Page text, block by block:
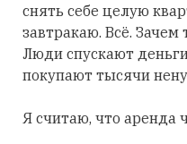
снять себе целую
завтракаю. Всё. Зачем
Люди спускают
покупают тысячи
Я считаю, что аренда